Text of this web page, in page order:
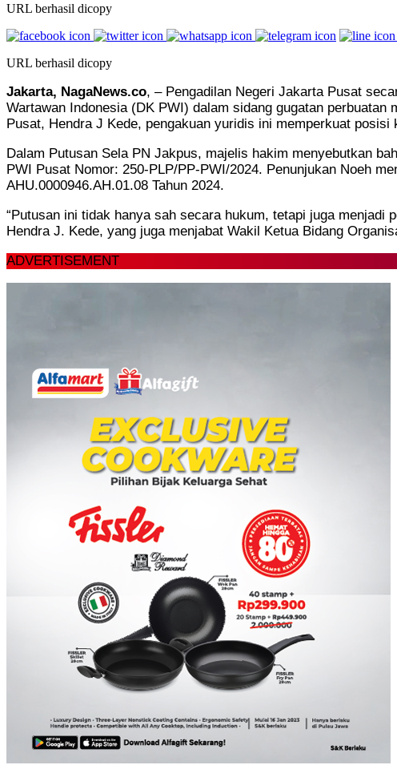
URL berhasil dicopy
URL berhasil dicopy
Jakarta, NagaNews.co, – Pengadilan Negeri Jakarta Pusat
Wartawan Indonesia (DK PWI) dalam sidang gugatan
Pusat, Hendra J Kede, pengakuan yuridis ini memperkuat
Dalam Putusan Sela PN Jakpus, majelis hakim menyebutkan
PWI Pusat Nomor: 250-PLP/PP-PWI/2024. Penunjukan Noeh
AHU.0000946.AH.01.08 Tahun 2024.
“Putusan ini tidak hanya sah secara hukum, tetapi juga menjadi
Hendra J. Kede, yang juga menjabat Wakil Ketua Bidang
ADVERTISEMENT